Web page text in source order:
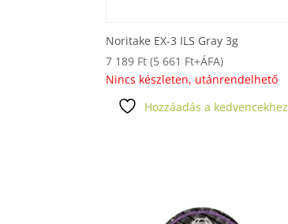
Noritake EX-3 ILS Gray 3g
7 189 Ft (5 661 Ft+ÁFA)
Nincs készleten, utánrendelhető
Hozzáadás a kedvencekhez